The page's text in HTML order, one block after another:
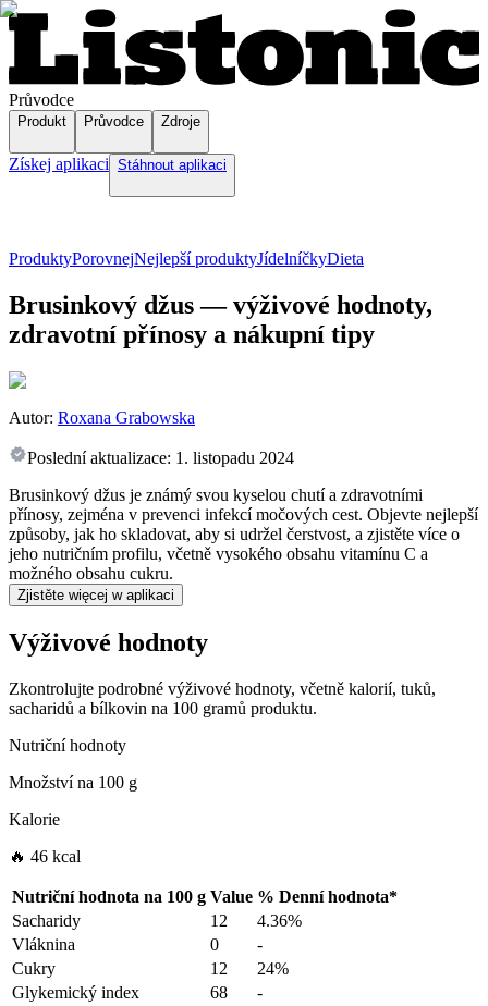
Průvodce
Produkt Průvodce Zdroje
Získej aplikaci Stáhnout aplikaci
ProduktyPorovnejNejlepší produktyJídelníčkyDieta
Brusinkový džus — výživové hodnoty,
zdravotní přínosy a nákupní tipy
Autor: Roxana Grabowska
Poslední aktualizace: 1. listopadu 2024
Brusinkový džus je známý svou kyselou chutí a zdravotními
přínosy, zejména v prevenci infekcí močových cest. Objevte nejlepší
způsoby, jak ho skladovat, aby si udržel čerstvost, a zjistěte více o
jeho nutričním profilu, včetně vysokého obsahu vitamínu C a
možného obsahu cukru.
Zjistěte więcej w aplikaci
Výživové hodnoty
Zkontrolujte podrobné výživové hodnoty, včetně kalorií, tuků,
sacharidů a bílkovin na 100 gramů produktu.
Nutriční hodnoty
Množství na 100 g
Kalorie
🔥 46 kcal
Nutriční hodnota na 100 g Value % Denní hodnota*
Sacharidy
12
4.36%
Vláknina
0
-
Cukry
12
24%
Glykemický index
68
-